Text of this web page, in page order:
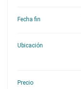
Fecha fin
Ubicación
Precio